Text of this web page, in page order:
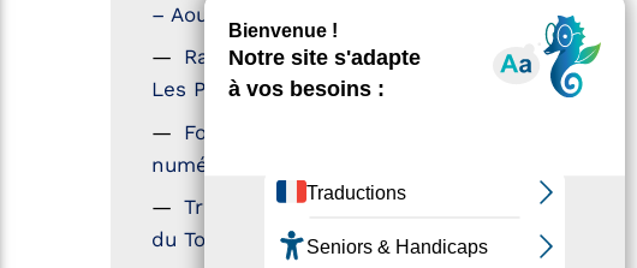
– Aout 2026
Rallye Aicha des Gazelles –
Les Petillantes
Formation Communication
numérique
Trophées Horizons – Acteurs
du Tourisme Durable